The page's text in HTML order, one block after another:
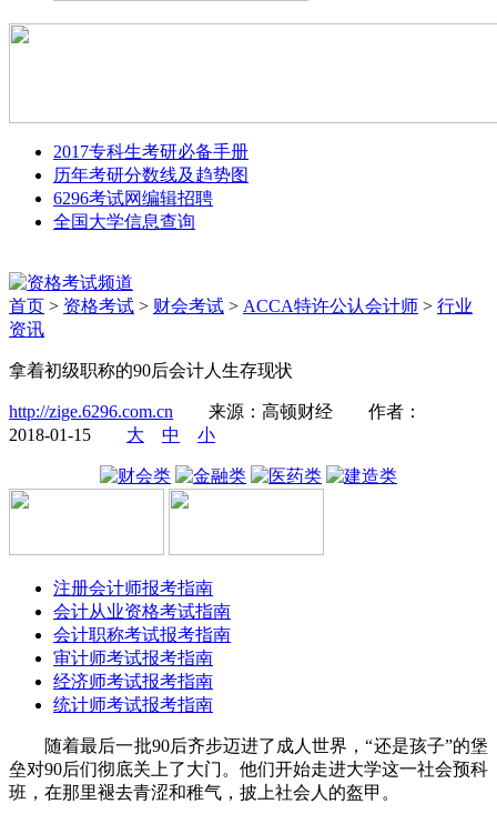
2017专科生考研必备手册
历年考研分数线及趋势图
6296考试网编辑招聘
全国大学信息查询
首页 > 资格考试 > 财会考试 > ACCA特许公认会计师 > 行业
资讯
拿着初级职称的90后会计人生存现状
http://zige.6296.com.cn 来源：高顿财经 作者：
2018-01-15 大 中 小
注册会计师报考指南
会计从业资格考试指南
会计职称考试报考指南
审计师考试报考指南
经济师考试报考指南
统计师考试报考指南
随着最后一批90后齐步迈进了成人世界，“还是孩子”的堡
垒对90后们彻底关上了大门。他们开始走进大学这一社会预科
班，在那里褪去青涩和稚气，披上社会人的盔甲。